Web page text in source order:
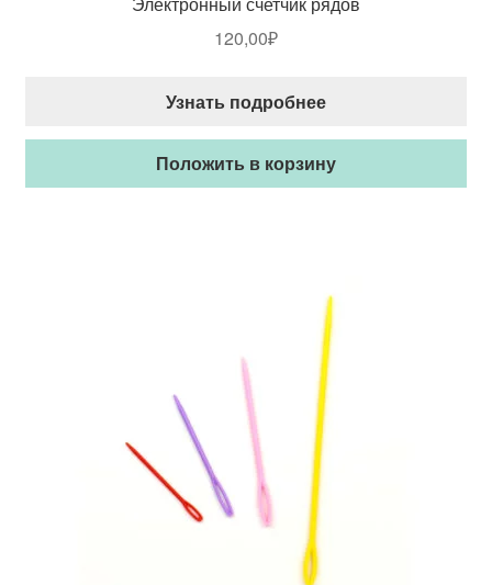
120,00₽
Узнать подробнее
Положить в корзину